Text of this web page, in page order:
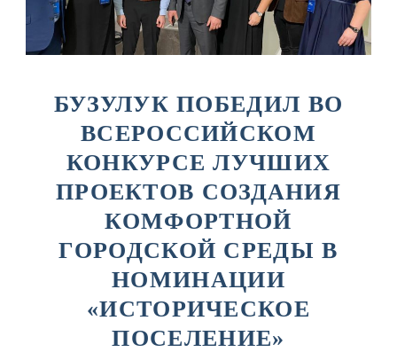
БУЗУЛУК ПОБЕДИЛ ВО
ВСЕРОССИЙСКОМ
КОНКУРСЕ ЛУЧШИХ
ПРОЕКТОВ СОЗДАНИЯ
КОМФОРТНОЙ
ГОРОДСКОЙ СРЕДЫ В
НОМИНАЦИИ
«ИСТОРИЧЕСКОЕ
ПОСЕЛЕНИЕ»